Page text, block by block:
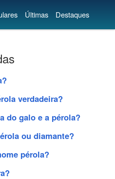
Últimas Destaques
verdadeira?
do galo e a pérola?
ou diamante?
pérola?